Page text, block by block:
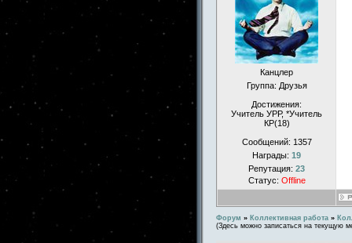
Канцлер
Группа: Друзья
Достижения:
Учитель УРР, *Учитель
КР(18)
Сообщений: 1357
Награды: 19
Репутация: 23
Статус: Offline
Форум » Коллективная работа »
(Здесь можно записаться на текущую